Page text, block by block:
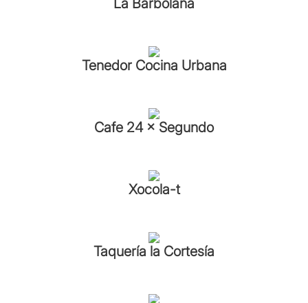
La Barbolana
Tenedor Cocina Urbana
Cafe 24 × Segundo
Xocola-t
Taquería la Cortesía